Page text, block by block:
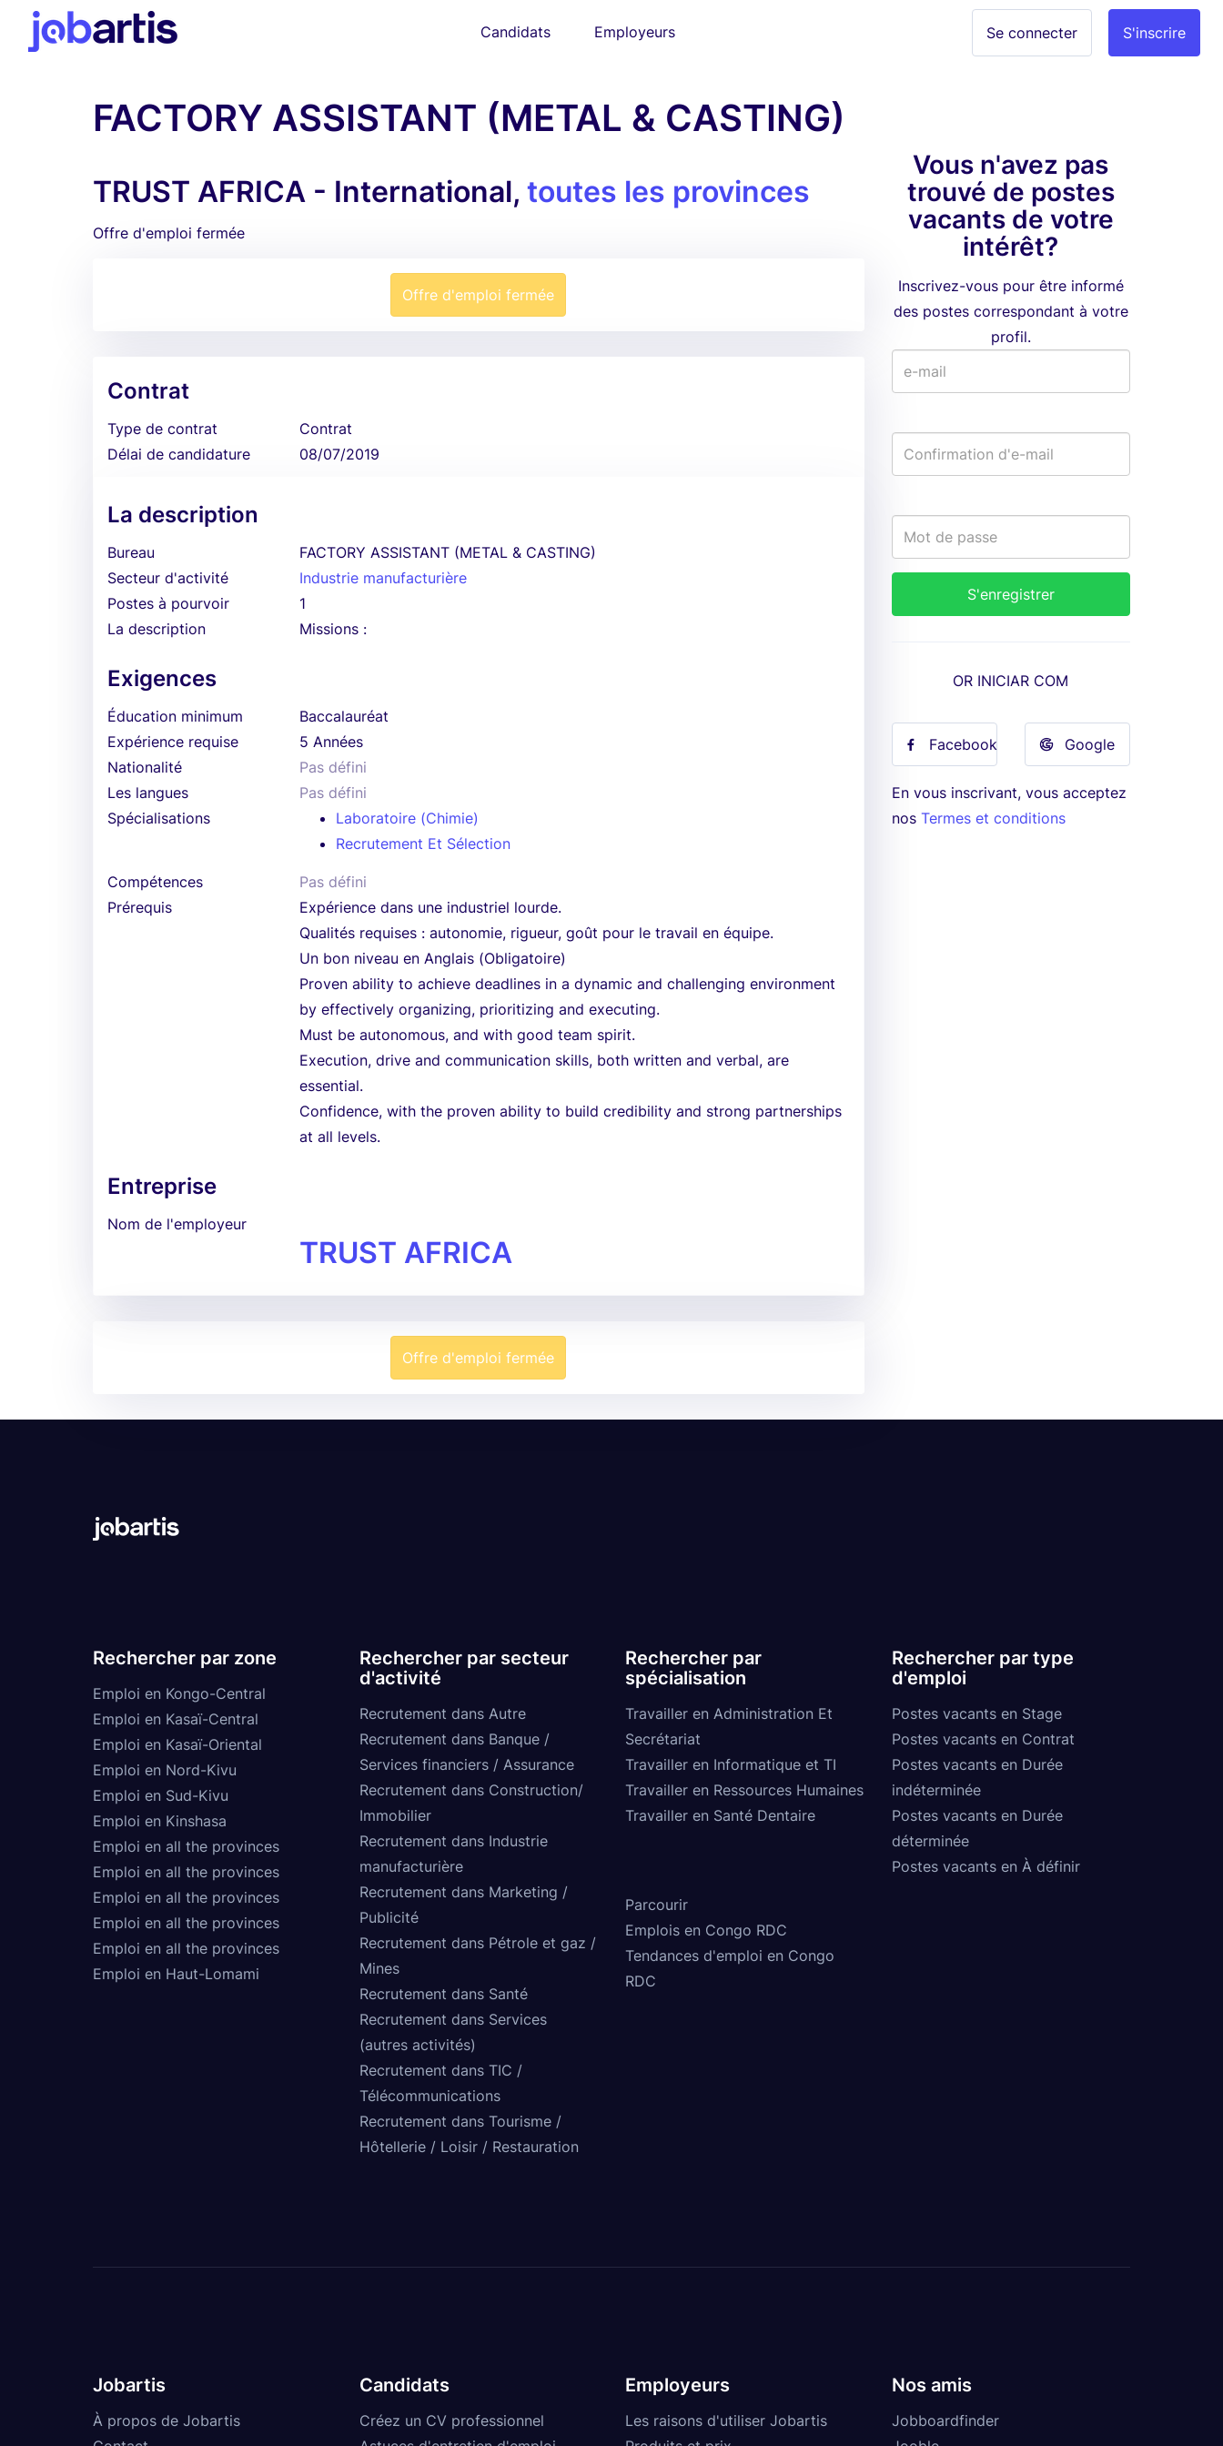
Candidats Employeurs S'inscrire
Se connecter
FACTORY ASSISTANT (METAL & CASTING)
TRUST AFRICA - International, toutes les provinces
Offre d'emploi fermée
Offre d'emploi fermée
Contrat
Type de contrat
Contrat
Délai de candidature
08/07/2019
La description
Bureau
FACTORY ASSISTANT (METAL & CASTING)
Secteur d'activité
Industrie manufacturière
Postes à pourvoir
1
La description
Missions :
Exigences
Éducation minimum
Baccalauréat
Expérience requise
5 Années
Nationalité
Pas défini
Les langues
Pas défini
Spécialisations
Laboratoire (Chimie)
Recrutement Et Sélection
Compétences
Pas défini
Prérequis
Expérience dans une industriel lourde.
Qualités requises : autonomie, rigueur, goût pour le travail en équipe.
Un bon niveau en Anglais (Obligatoire)
Proven ability to achieve deadlines in a dynamic and challenging environment
by effectively organizing, prioritizing and executing.
Must be autonomous, and with good team spirit.
Execution, drive and communication skills, both written and verbal, are
essential.
Confidence, with the proven ability to build credibility and strong partnerships
at all levels.
Entreprise
Nom de l'employeur
TRUST AFRICA
Offre d'emploi fermée
Vous n'avez pas
trouvé de postes
vacants de votre
intérêt?
Inscrivez-vous pour être informé
des postes correspondant à votre
profil.
OR INICIAR COM
Facebook Google
En vous inscrivant, vous acceptez
nos Termes et conditions
Rechercher par zone
Emploi en Kongo-Central
Emploi en Kasaï-Central
Emploi en Kasaï-Oriental
Emploi en Nord-Kivu
Emploi en Sud-Kivu
Emploi en Kinshasa
Emploi en all the provinces
Emploi en all the provinces
Emploi en all the provinces
Emploi en all the provinces
Emploi en all the provinces
Emploi en Haut-Lomami
Rechercher par secteur
d'activité
Recrutement dans Autre
Recrutement dans Banque /
Services financiers / Assurance
Recrutement dans Construction/
Immobilier
Recrutement dans Industrie
manufacturière
Recrutement dans Marketing /
Publicité
Recrutement dans Pétrole et gaz /
Mines
Recrutement dans Santé
Recrutement dans Services
(autres activités)
Recrutement dans TIC /
Télécommunications
Recrutement dans Tourisme /
Hôtellerie / Loisir / Restauration
Rechercher par
spécialisation
Travailler en Administration Et
Secrétariat
Travailler en Informatique et TI
Travailler en Ressources Humaines
Travailler en Santé Dentaire
Rechercher par type
d'emploi
Postes vacants en Stage
Postes vacants en Contrat
Postes vacants en Durée
indéterminée
Postes vacants en Durée
déterminée
Postes vacants en À définir
Parcourir
Emplois en Congo RDC
Tendances d'emploi en Congo
RDC
Jobartis
À propos de Jobartis
Candidats
Créez un CV professionnel
Employeurs
Les raisons d'utiliser Jobartis
Nos amis
Jobboardfinder